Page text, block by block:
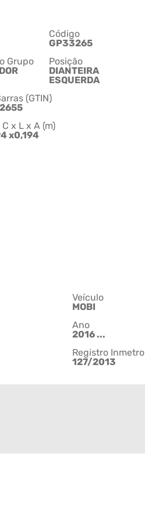
Código
GP33265
Grupo
Posição
DIANTEIRA
ESQUERDA
(GTIN)
x L x A (m)
x0,194
Veículo
MOBI
Ano
2016 ...
Registro Inmetro
127/2013